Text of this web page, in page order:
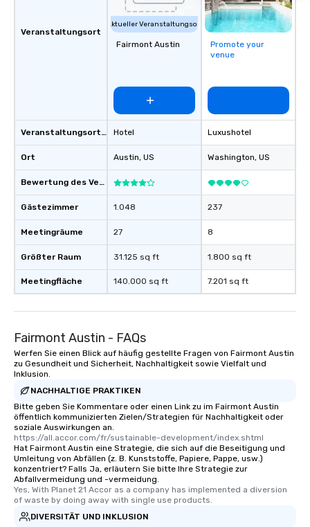
Veranstaltungsort
Veranstaltungsortstyp
Ort
Bewertung des Veranstaltungsortes
Gästezimmer
Meetingräume
Größter Raum
Meetingfläche
Aktueller Veranstaltungsort
Fairmont Austin
Hotel
Austin, US
1.048
27
31.125 sq ft
140.000 sq ft
Promote your
venue
Luxushotel
Washington, US
237
8
1.800 sq ft
7.201 sq ft
Fairmont Austin - FAQs
Werfen Sie einen Blick auf häufig gestellte Fragen von Fairmont Austin
zu Gesundheit und Sicherheit, Nachhaltigkeit sowie Vielfalt und
Inklusion.
NACHHALTIGE PRAKTIKEN
Bitte geben Sie Kommentare oder einen Link zu im Fairmont Austin
öffentlich kommunizierten Zielen/Strategien für Nachhaltigkeit oder
soziale Auswirkungen an.
https://all.accor.com/fr/sustainable-development/index.shtml
Hat Fairmont Austin eine Strategie, die sich auf die Beseitigung und
Umleitung von Abfällen (z. B. Kunststoffe, Papiere, Pappe, usw.)
konzentriert? Falls Ja, erläutern Sie bitte Ihre Strategie zur
Abfallvermeidung und -vermeidung.
Yes, With Planet 21 Accor as a company has implemented a diversion
of waste by doing away with single use products.
DIVERSITÄT UND INKLUSION